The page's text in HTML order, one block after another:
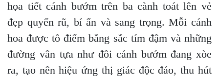
họa tiết cánh bướm trên ba cành toát lên vẻ
đẹp quyến rũ, bí ẩn và sang trọng. Mỗi cánh
hoa được tô điểm bằng sắc tím đậm và những
đường vân tựa như đôi cánh bướm đang xòe
ra, tạo nên hiệu ứng thị giác độc đáo, thu hút